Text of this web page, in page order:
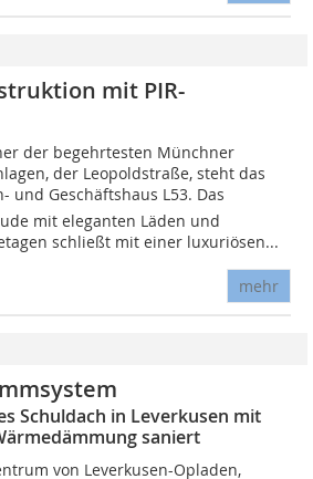
mit PIR-
der begehrtesten Münchner
der Leopoldstraße, steht das
und Geschäftshaus L53. Das
mit eleganten Läden und
schließt mit einer luxuriösen...
mehr
Schuldach in Leverkusen mit
saniert
von Leverkusen-Opladen,